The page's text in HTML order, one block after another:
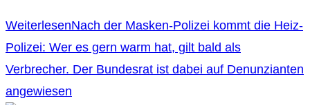
WeiterlesenNach der Masken-Polizei kommt die Heiz-
Polizei: Wer es gern warm hat, gilt bald als
Verbrecher. Der Bundesrat ist dabei auf Denunzianten
angewiesen